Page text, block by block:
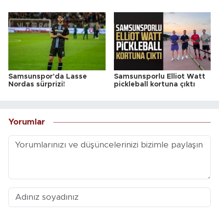
Samsunspor'da Lasse
Nordas sürprizi!
Samsunsporlu Elliot Watt
pickleball kortuna çıktı
Yorumlar